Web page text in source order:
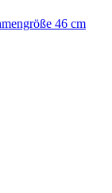
46 cm